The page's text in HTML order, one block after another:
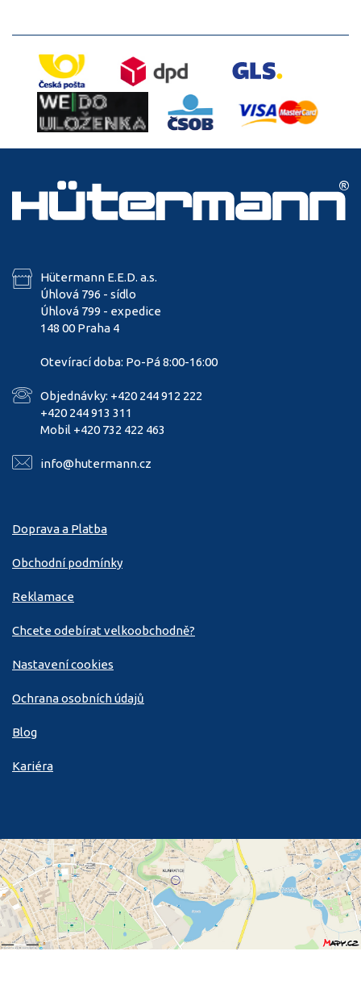
Hütermann E.E.D. a.s.
Úhlová 796 - sídlo
Úhlová 799 - expedice
148 00 Praha 4
Otevírací doba: Po-Pá 8:00-16:00
Objednávky: +420 244 912 222
+420 244 913 311
Mobil +420 732 422 463
info@hutermann.cz
Doprava a Platba
Obchodní podmínky
Reklamace
Chcete odebírat velkoobchodně?
Nastavení cookies
Ochrana osobních údajů
Blog
Kariéra